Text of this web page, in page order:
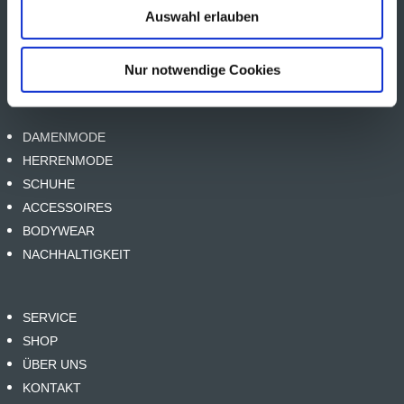
Auswahl erlauben
Nur notwendige Cookies
09721 47 49 622
info@marcopolo-schweinfurt.de
DAMENMODE
HERRENMODE
SCHUHE
ACCESSOIRES
BODYWEAR
NACHHALTIGKEIT
SERVICE
SHOP
ÜBER UNS
KONTAKT